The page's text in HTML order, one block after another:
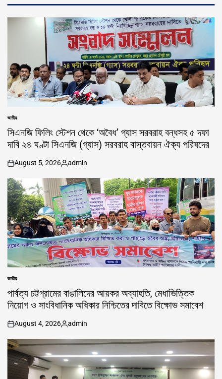
POSTED
IN
জাতীয়
সিএনজি ফিলিং স্টেশন থেকে ‘অবৈধ’ গ্যাস সরবরাহ বন্ধসহ ৫ দফা
দাবি ২৪ ঘণ্টা সিএনজি (গ্যাস) সরবরাহ বাস্তবায়ন ঐক্য পরিষদের
on
August 5, 2026
Posted
by
admin
POSTED
IN
জাতীয়
পার্বত্য চট্টগ্রামের বাঙালিদের আয়কর অব্যাহতি, মেধাভিত্তিক
নিয়োগ ও সাংবিধানিক অধিকার নিশ্চিতের দাবিতে বিক্ষোভ সমাবেশ
on
August 4, 2026
Posted
by
admin